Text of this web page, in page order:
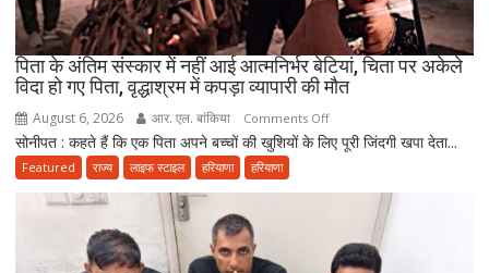
की
विरासत
में
बसती
है
भोलेनाथ
भक्ति
पिता के अंतिम संस्कार में नहीं आई आत्मनिर्भर बेटियां, चिता पर अकेले
विदा हो गए पिता, वृद्धाश्रम में कपड़ा व्यापारी की मौत
August 6, 2026 आर. एल. बांकिया Comments Offon
पिता
नहीं
सोनीपत : कहते हैं कि एक पिता अपने बच्चों की खुशियों के लिए पूरी जिंदगी खपा देता...
Featured राज्य लाइफ स्टाइल हरियाणा हरियाणा